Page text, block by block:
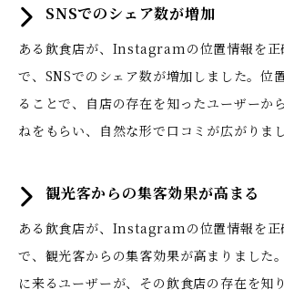
SNSでのシェア数が増加
ある飲食店が、Instagramの位置情報を正
で、SNSでのシェア数が増加しました。位
ることで、自店の存在を知ったユーザーか
ねをもらい、自然な形で口コミが広がりまし
観光客からの集客効果が高まる
ある飲食店が、Instagramの位置情報を正
で、観光客からの集客効果が高まりました
に来るユーザーが、その飲食店の存在を知